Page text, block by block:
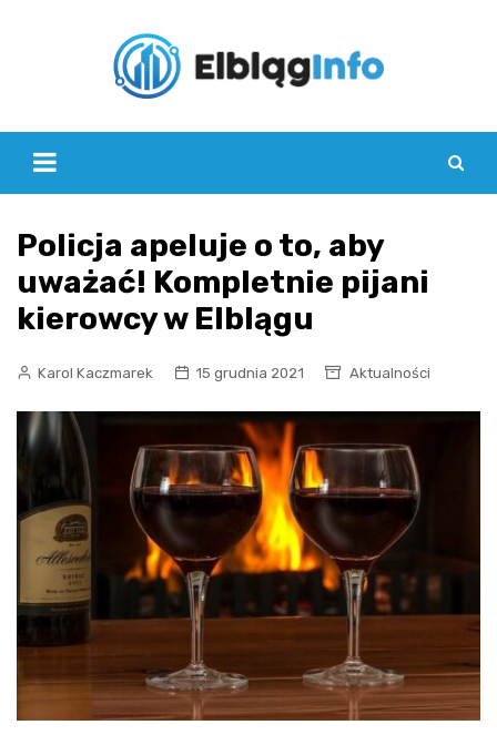
Policja apeluje o to, aby
uważać! Kompletnie pijani
kierowcy w Elblągu
Karol Kaczmarek 15 grudnia 2021 Aktualności